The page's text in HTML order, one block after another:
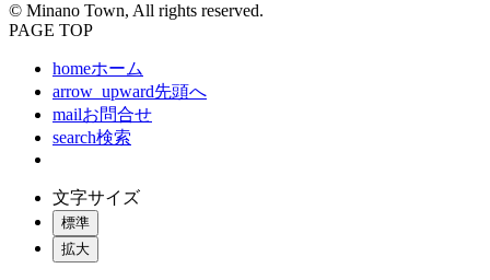
© Minano Town, All rights reserved.
PAGE TOP
homeホーム
arrow_upward先頭へ
mailお問合せ
search検索
文字サイズ
標準
拡大